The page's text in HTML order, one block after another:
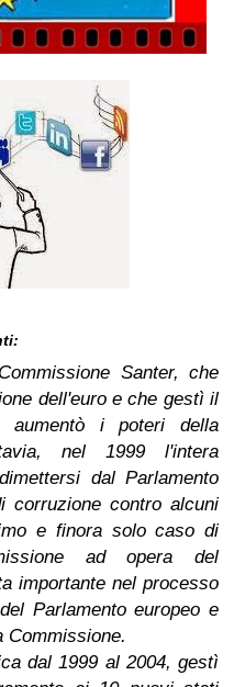
Santer, che
dell'euro e che gestì il
aumentò i poteri della
nel 1999 l'intera
dal Parlamento
corruzione contro alcuni
e finora solo caso di
ad opera del
importante nel processo
Parlamento europeo e
Commissione.
dal 1999 al 2004, gestì